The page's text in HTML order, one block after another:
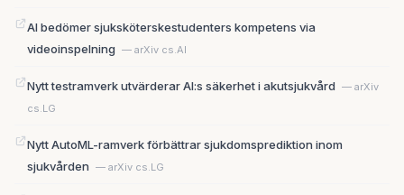
AI bedömer sjuksköterskestudenters kompetens via
videoinspelning — arXiv cs.AI
Nytt testramverk utvärderar AI:s säkerhet i akutsjukvård — arXiv
cs.LG
Nytt AutoML-ramverk förbättrar sjukdomsprediktion inom
sjukvården — arXiv cs.LG